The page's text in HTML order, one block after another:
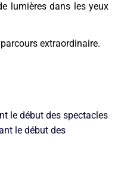
lumières dans les yeux
parcours extraordinaire.
le début des spectacles
le début des